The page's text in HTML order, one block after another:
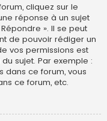
cliquez sur le
réponse à un sujet
». Il se peut
de pouvoir rédiger un
vos permissions est
sujet. Par exemple :
dans ce forum, vous
ce forum, etc.